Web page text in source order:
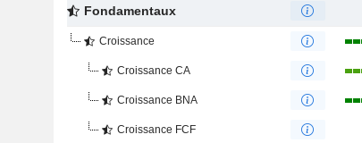
Fondamentaux
Croissance
Croissance CA
Croissance BNA
Croissance FCF